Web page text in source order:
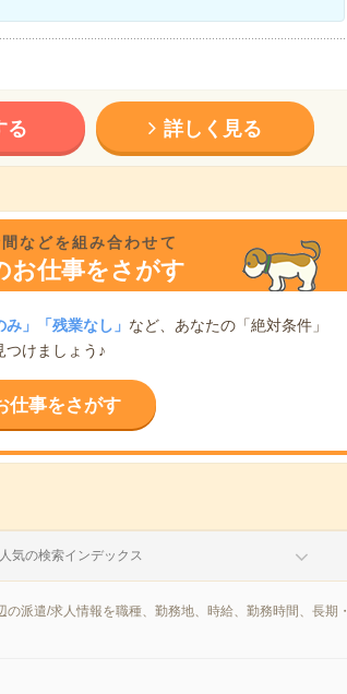
る 詳しく見る
などを組み合わせて
お仕事をさがす
み」「残業なし」 など、あなたの「絶対条件」
つけましょう♪
仕事をさがす
人気の検索インデックス
派遣/求人情報を職種、勤務地、時給、勤務時間、長期・